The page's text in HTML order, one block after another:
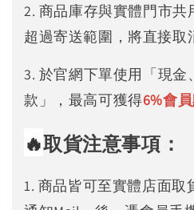
2. 商品庫存與實體門市
超過寄送範圍，將直接取
3. 於官網下單使用「現
款」，最高可獲得6%會
🔥取貨注意事項：
1. 商品皆可至實體店面